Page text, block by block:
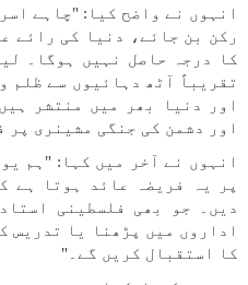
انہوں نے واضح کیا: "چاہے
رکن بن جائے، دنیا کی رائے
کا درجہ حاصل نہیں ہوگا۔
تقریباً آٹھ دہائیوں سے ظلم
اور دنیا بھر میں منتشر
اور دشمن کی جنگی مشینری پر
انہوں نے آخر میں کہا: "ہم
پر یہ فریضہ عائد ہوتا ہے
دیں۔ جو بھی فلسطینی
اداروں میں پڑھنا یا تدریس
کا استقبال کریں گے۔"